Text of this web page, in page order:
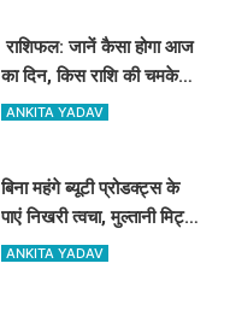
​​​​​​​ राशिफल: जानें कैसा होगा आज
का दिन, किस राशि की चमकेगी
किस्मत
ANKITA YADAV
बिना महंगे ब्यूटी प्रोडक्ट्स के
पाएं निखरी त्वचा, मुल्तानी मिट्टी
के साथ मिलाएं ये 5 चीजें, त्वचा
ANKITA YADAV